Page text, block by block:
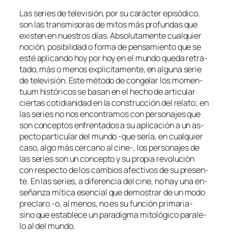
Las se­ries de te­le­vi­sión, por su ca­rác­ter epi­só­di­co,
son las trans­mi­so­ras de mi­tos más pro­fun­das que
exis­ten en nues­tros días. Absolutamente cual­quier
no­ción, po­si­bi­li­dad o for­ma de pen­sa­mien­to que se
es­té apli­can­do hoy por hoy en el mun­do que­da re­tra­
ta­do, más o me­nos ex­pli­ci­ta­men­te, en al­gu­na se­rie
de te­le­vi­sión. Este mé­to­do de con­ge­lar losmo­men­
tuum his­tó­ri­cos se ba­san en el he­cho de ar­ti­cu­lar
cier­tas co­ti­dia­ni­dad en la cons­truc­ción del re­la­to; en
las se­ries no nos en­con­tra­mos con per­so­na­jes que
son con­cep­tos en­fren­ta­dos a su apli­ca­ción a un as­
pec­to par­ti­cu­lar del mun­do ‑que se­ría, en cual­quier
ca­so, al­go más cer­cano al cine‑, los per­so­na­jes de
las se­ries son un con­cep­to y su pro­pia re­vo­lu­ción
con res­pec­to de los cam­bios afec­ti­vos de su pre­sen­
te. En las se­ries, a di­fe­ren­cia del ci­ne, no hay una en­
se­ñan­za mí­ti­ca esen­cial que de­mos­trar de un mo­do
pre­cla­ro ‑o, al me­nos, no es su fun­ción primaria-
sino que es­ta­ble­ce un pa­ra­dig­ma mi­to­ló­gi­co pa­ra­le­
lo al del mundo.